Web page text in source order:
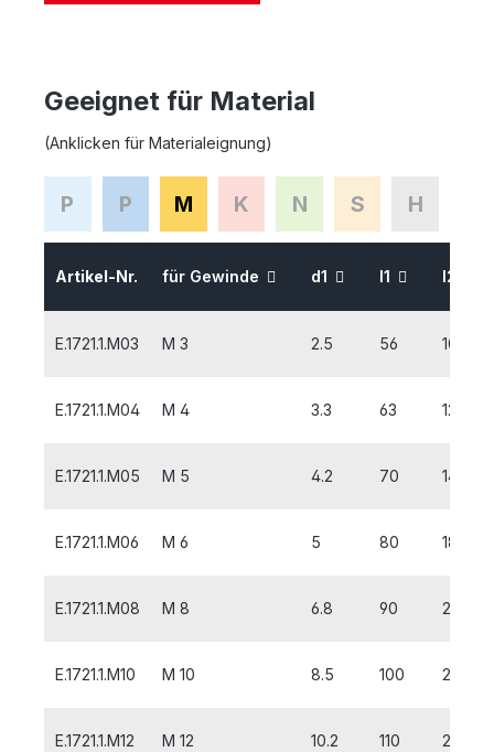
Geeignet für Material
(Anklicken für Materialeignung)
P P M K N S H
Artikel-Nr. für Gewinde d1 l1 l2
E.1721.1.M03 M 3 2.5 56 10
E.1721.1.M04 M 4 3.3 63 12
E.1721.1.M05 M 5 4.2 70 14
E.1721.1.M06 M 6 5 80 18
E.1721.1.M08 M 8 6.8 90 20
E.1721.1.M10 M 10 8.5 100 20
E.1721.1.M12 M 12 10.2 110 24